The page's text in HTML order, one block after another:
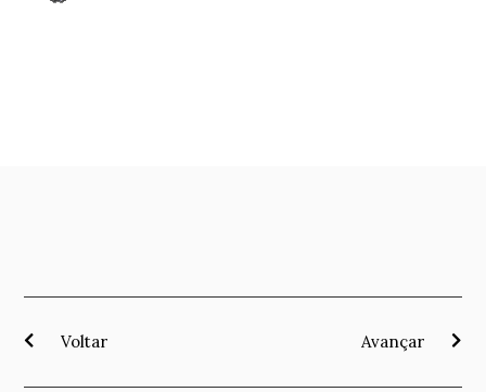
Voltar Avançar